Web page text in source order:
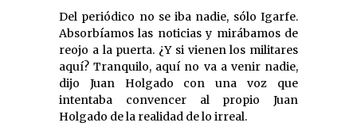
Del periódico no se iba nadie, sólo Igarfe.
Absorbíamos las noticias y mirábamos de
reojo a la puerta. ¿Y si vienen los militares
aquí? Tranquilo, aquí no va a venir nadie,
dijo Juan Holgado con una voz que
intentaba convencer al propio Juan
Holgado de la realidad de lo irreal.